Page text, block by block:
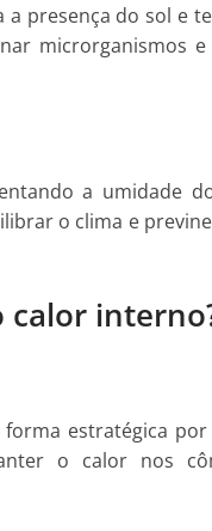
a presença do sol e
microrganismos
a umidade
o clima e
calor
estratégica
o calor nos